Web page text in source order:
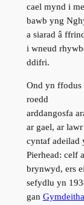
cael mynd i
bawb yng
a siarad â
i wneud
ddifri.
Ond yn ffodus
roedd
arddangosfa
ar gael, ar lawr
cyntaf adeilad
Pierhead: celf a
brynwyd, ers ei
sefydlu yn
gan